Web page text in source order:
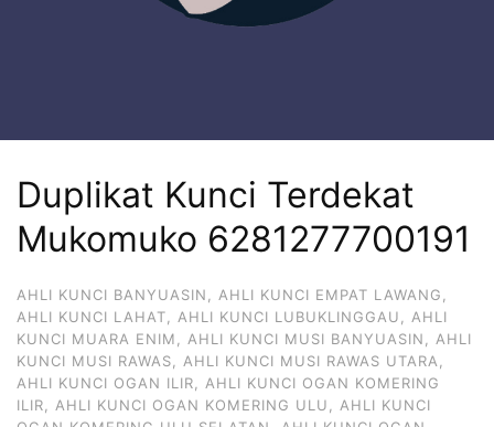
Duplikat Kunci Terdekat
Mukomuko 6281277700191
AHLI KUNCI BANYUASIN, AHLI KUNCI EMPAT LAWANG,
AHLI KUNCI LAHAT, AHLI KUNCI LUBUKLINGGAU, AHLI
KUNCI MUARA ENIM, AHLI KUNCI MUSI BANYUASIN, AHLI
KUNCI MUSI RAWAS, AHLI KUNCI MUSI RAWAS UTARA,
AHLI KUNCI OGAN ILIR, AHLI KUNCI OGAN KOMERING
ILIR, AHLI KUNCI OGAN KOMERING ULU, AHLI KUNCI